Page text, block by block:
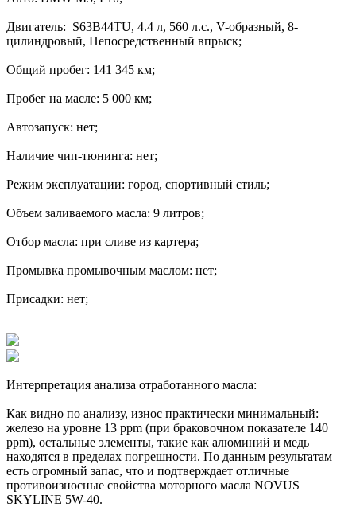
Двигатель: S63B44TU, 4.4 л, 560 л.с., V-образный, 8-
цилиндровый, Непосредственный впрыск;
Общий пробег: 141 345 км;
Пробег на масле: 5 000 км;
Автозапуск: нет;
Наличие чип-тюнинга: нет;
Режим эксплуатации: город, спортивный стиль;
Объем заливаемого масла: 9 литров;
Отбор масла: при сливе из картера;
Промывка промывочным маслом: нет;
Присадки: нет;
Интерпретация анализа отработанного масла:
Как видно по анализу, износ практически минимальный:
железо на уровне 13 ppm (при браковочном показателе 140
ppm), остальные элементы, такие как алюминий и медь
находятся в пределах погрешности. По данным результатам
есть огромный запас, что и подтверждает отличные
противоизносные свойства моторного масла NOVUS
SKYLINE 5W-40.